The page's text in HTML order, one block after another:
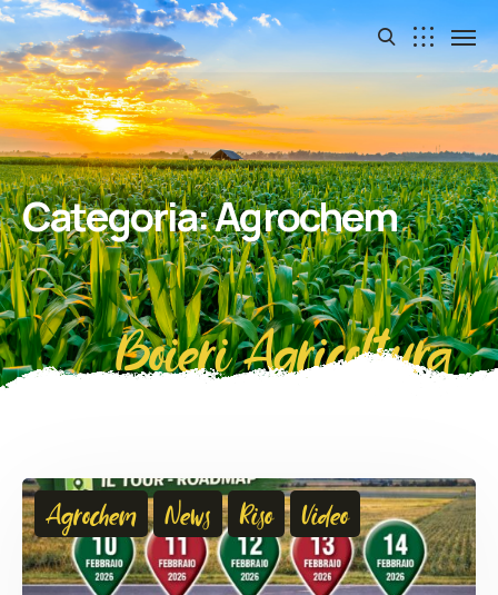
Categoria:Agrochem
Boieri Agricoltura
Agrochem News Riso Video